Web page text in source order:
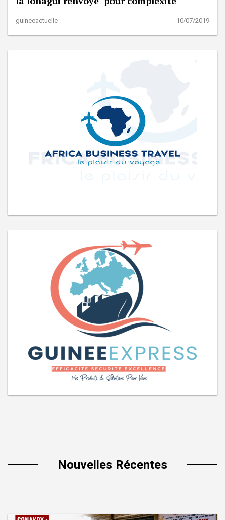
guineeactuelle 10/07/2019
Nouvelles Récentes